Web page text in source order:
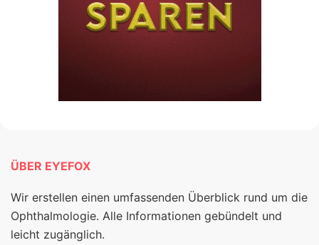
ÜBER EYEFOX
Wir erstellen einen umfassenden Überblick rund um die
Ophthalmologie. Alle Informationen gebündelt und
leicht zugänglich.